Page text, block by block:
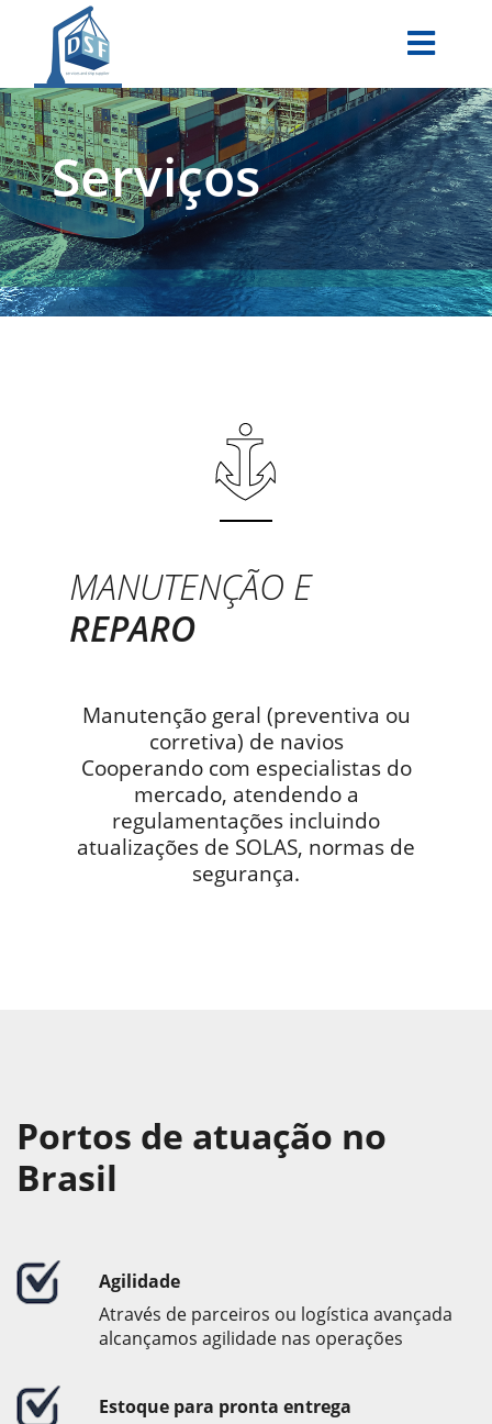
Serviços
MANUTENÇÃO E
REPARO
Manutenção geral (preventiva ou
corretiva) de navios
Cooperando com especialistas do
mercado, atendendo a
regulamentações incluindo
atualizações de SOLAS, normas de
segurança.
Portos de atuação no
Brasil
Agilidade
Através de parceiros ou logística avançada
alcançamos agilidade nas operações
Estoque para pronta entrega